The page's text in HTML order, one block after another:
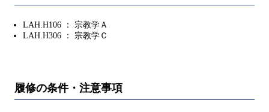
LAH.H106 ： 宗教学Ａ
LAH.H306 ： 宗教学Ｃ
履修の条件・注意事項